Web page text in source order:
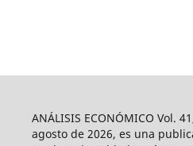
ANÁLISIS ECONÓMICO Vol.
agosto de 2026, es una